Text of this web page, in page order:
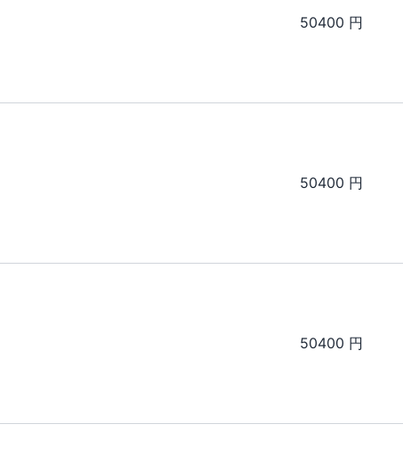
50400 円
50400 円
50400 円